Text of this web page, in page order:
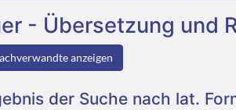
- Übersetzung und
anzeigen
der Suche nach lat.